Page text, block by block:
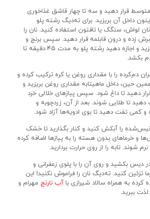
قرار دهید و سه تا چهار قاشق غذاخوری
داخل آن بریزید. برای ته‌دیگ رشته پلو
لواش، سنگک یا تافتون استفاده کنید. نان را
برش زده و درون قابلمه قرار دهید. سپس برنج و
رشته را در قابلمه بریزید و اجازه دهید رشته پلو به مدت ۴۵ دقیقه تا
بکشد.
دم‌کرده را با مقداری روغن یا کره ترکیب کرده و
حین، داخل ماهیتابه مقداری روغن بریزید و
دهید تا داغ شود. سپس پیازهای خلالی خرد
تا طلایی شوند. بعد از آن، زردچوبه و
و کمی تفت دهید تا بوی ادویه‌ها آزاد شود.
را آبکش کنید و کنار بگذارید تا خشک
خرماهای بدون هسته را به پیازها اضافه کرده
شوند. تابه را از روی حرارت بردارید.
دیس بکشید و روی آن را با پلوی زعفرانی و
کنید. ته‌دیگ نان را فراموش نکنید! این
کرده به همراه سالاد شیرازی با آب نارنج مهرام و
لذت ببرید.